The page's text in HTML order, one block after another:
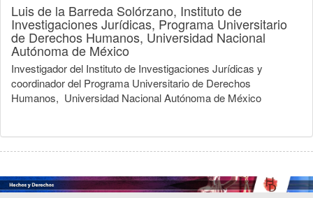
Luis de la Barreda Solórzano, Instituto de
Investigaciones Jurídicas, Programa Universitario
de Derechos Humanos, Universidad Nacional
Autónoma de México
Investigador del Instituto de Investigaciones Jurídicas y
coordinador del Programa Universitario de Derechos
Humanos, Universidad Nacional Autónoma de México